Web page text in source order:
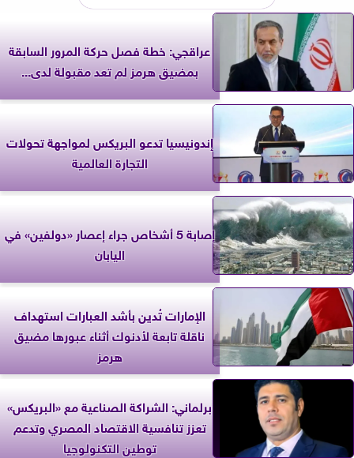
عراقجي: خطة فصل حركة المرور السابقة
بمضيق هرمز لم تعد مقبولة لدى...
إندونيسيا تدعو البريكس لمواجهة تحولات
التجارة العالمية
إصابة 5 أشخاص جراء إعصار «دولفين» في
اليابان
الإمارات تُدين بأشد العبارات استهداف
ناقلة تابعة لأدنوك أثناء عبورها مضيق
هرمز
برلماني: الشراكة الصناعية مع «البريكس»
تعزز تنافسية الاقتصاد المصري وتدعم
توطين التكنولوجيا